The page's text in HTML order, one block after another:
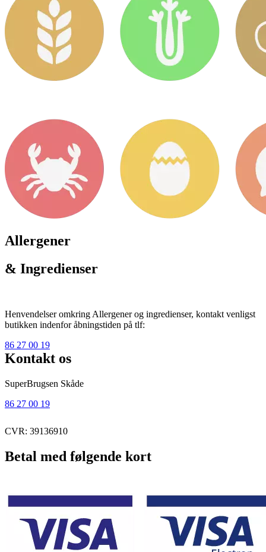
Allergener
& Ingredienser
Henvendelser omkring Allergener og ingredienser, kontakt venligst
butikken indenfor åbningstiden på tlf:
86 27 00 19
Kontakt os
SuperBrugsen Skåde
86 27 00 19
CVR: 39136910
Betal med følgende kort